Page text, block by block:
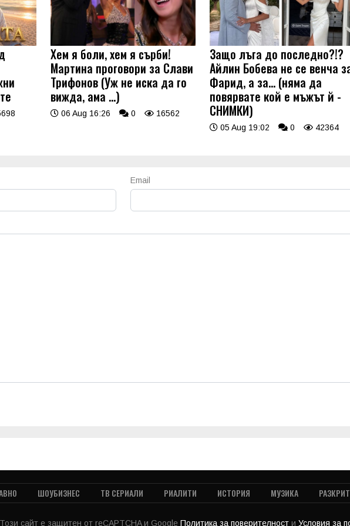
Хем я боли, хем я сърби!
Мартина проговори за Слави
Трифонов (Уж не иска да го
вижда, ама …)
06 Aug 16:26 0 16562
Защо лъга до последно?!?
Айлин Бобева не се венча
Фарид, а за... (няма да
повярвате кой е мъжът й -
СНИМКИ)
05 Aug 19:02 0 42364
Email
ШОУБИЗНЕС ТВ СЕРИАЛИ РИАЛИТИ ИСТОРИЯ МУЗИКА
Този сайт е защитен от reCAPTCHA и Google Политика за поверителност и Условия за